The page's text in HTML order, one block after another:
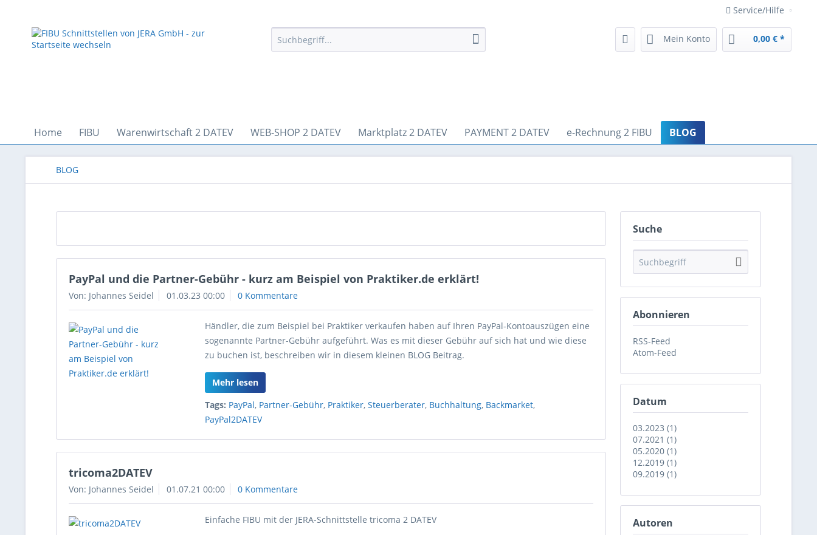
Service/Hilfe
Mein Konto 0,00 € *
Home FIBU Warenwirtschaft 2 DATEV WEB-SHOP 2 DATEV Marktplatz 2 DATEV PAYMENT 2 DATEV e-Rechnung 2 FIBU BLOG
BLOG
Suche
Abonnieren
RSS-Feed
Atom-Feed
Datum
03.2023 (1)
07.2021 (1)
05.2020 (1)
12.2019 (1)
09.2019 (1)
Autoren
PayPal und die Partner-Gebühr - kurz am Beispiel von Praktiker.de erklärt!
Von: Johannes Seidel 01.03.23 00:00 0 Kommentare
Händler, die zum Beispiel bei Praktiker verkaufen haben auf Ihren PayPal-Kontoauszügen eine
sogenannte Partner-Gebühr aufgeführt. Was es mit dieser Gebühr auf sich hat und wie diese
zu buchen ist, beschreiben wir in diesem kleinen BLOG Beitrag.
Mehr lesen
Tags: PayPal, Partner-Gebühr, Praktiker,Steuerberater, Buchhaltung, Backmarket,
PayPal2DATEV
tricoma2DATEV
Von: Johannes Seidel 01.07.21 00:00 0 Kommentare
Einfache FIBU mit der JERA-Schnittstelle tricoma 2 DATEV